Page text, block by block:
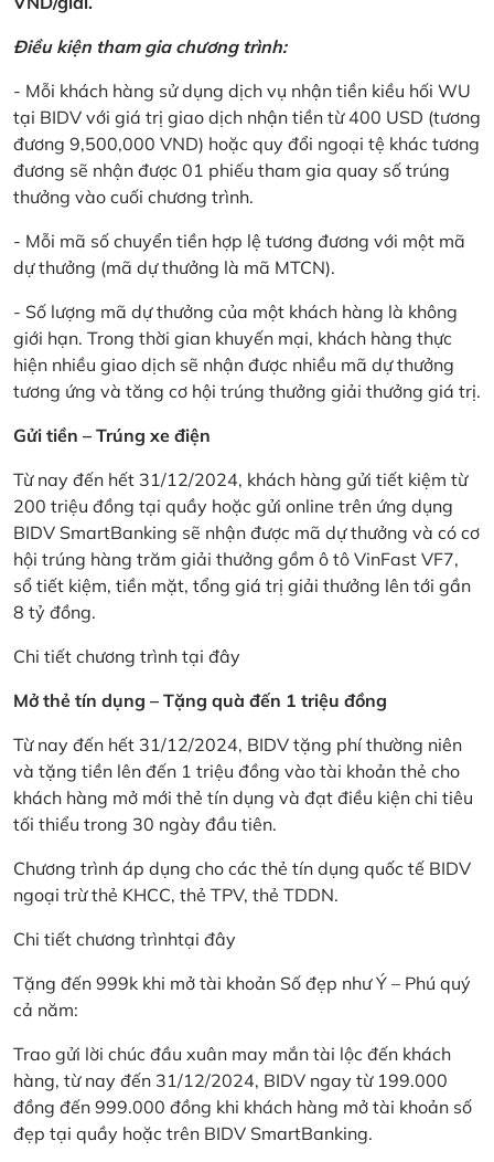
Điều kiện tham gia chương trình:
- Mỗi khách hàng sử dụng dịch vụ nhận tiền kiều hối WU
tại BIDV với giá trị giao dịch nhận tiền từ 400 USD (tương
đương 9,500,000 VND) hoặc quy đổi ngoại tệ khác tương
đương sẽ nhận được 01 phiếu tham gia quay số trúng
thưởng vào cuối chương trình.
- Mỗi mã số chuyển tiền hợp lệ tương đương với một mã
dự thưởng (mã dự thưởng là mã MTCN).
- Số lượng mã dự thưởng của một khách hàng là không
giới hạn. Trong thời gian khuyến mại, khách hàng thực
hiện nhiều giao dịch sẽ nhận được nhiều mã dự thưởng
tương ứng và tăng cơ hội trúng thưởng giải thưởng giá trị.
Gửi tiền – Trúng xe điện
Từ nay đến hết 31/12/2024, khách hàng gửi tiết kiệm từ
200 triệu đồng tại quầy hoặc gửi online trên ứng dụng
BIDV SmartBanking sẽ nhận được mã dự thưởng và có cơ
hội trúng hàng trăm giải thưởng gồm ô tô VinFast VF7,
sổ tiết kiệm, tiền mặt, tổng giá trị giải thưởng lên tới gần
8 tỷ đồng.
Chi tiết chương trình tại đây
Mở thẻ tín dụng – Tặng quà đến 1 triệu đồng
Từ nay đến hết 31/12/2024, BIDV tặng phí thường niên
và tặng tiền lên đến 1 triệu đồng vào tài khoản thẻ cho
khách hàng mở mới thẻ tín dụng và đạt điều kiện chi tiêu
tối thiểu trong 30 ngày đầu tiên.
Chương trình áp dụng cho các thẻ tín dụng quốc tế BIDV
ngoại trừ thẻ KHCC, thẻ TPV, thẻ TDDN.
Chi tiết chương trìnhtại đây
Tặng đến 999k khi mở tài khoản Số đẹp như Ý – Phú quý
cả năm:
Trao gửi lời chúc đầu xuân may mắn tài lộc đến khách
hàng, từ nay đến 31/12/2024, BIDV ngay từ 199.000
đồng đến 999.000 đồng khi khách hàng mở tài khoản số
đẹp tại quầy hoặc trên BIDV SmartBanking.